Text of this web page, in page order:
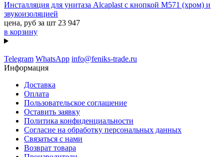
Инсталляция для унитаза Alcaplast с кнопкой M571 (хром) и
звукоизоляцией
цена, руб за шт 23 947
в корзину
Telegram WhatsApp info@feniks-trade.ru
Информация
Доставка
Оплата
Пользовательское соглашение
Оставить заявку
Политика конфиденциальности
Согласие на обработку персональных данных
Связаться с нами
Возврат товара